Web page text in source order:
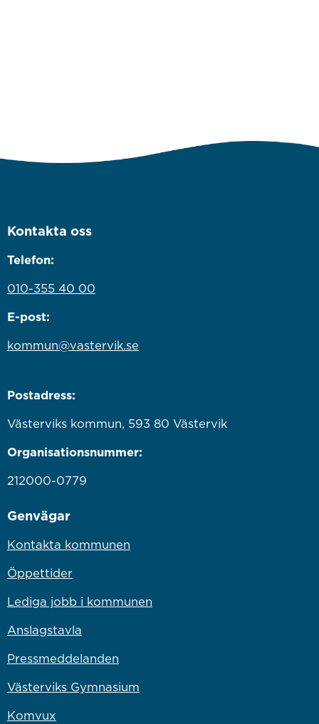
Kontakta oss
Telefon:
010-355 40 00
E-post:
kommun@vastervik.se
Postadress:
Västerviks kommun, 593 80 Västervik
Organisationsnummer:
212000-0779
Genvägar
Kontakta kommunen
Öppettider
Lediga jobb i kommunen
Anslagstavla
Pressmeddelanden
Västerviks Gymnasium
Komvux